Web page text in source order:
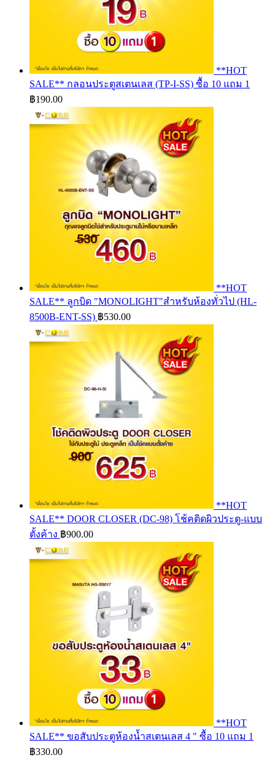
**HOT
SALE** กลอนประตูสเตนเลส (TP-I-SS) ซื้อ 10 แถม 1
฿190.00
**HOT
SALE** ลูกบิด "MONOLIGHT"สำหรับห้องทั่วไป (HL-
8500B-ENT-SS) ฿530.00
**HOT
SALE** DOOR CLOSER (DC-98) โช้คติดผิวประตู-แบบ
ตั้งค้าง ฿900.00
**HOT
SALE** ขอสับประตูห้องน้ำสเตนเลส 4 " ซื้อ 10 แถม 1
฿330.00